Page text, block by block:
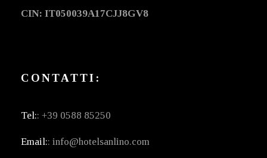
CIN: IT050039A17CJJ8GV8
CONTATTI:
Tel:: +39 0588 85250
Email:: info@hotelsanlino.com